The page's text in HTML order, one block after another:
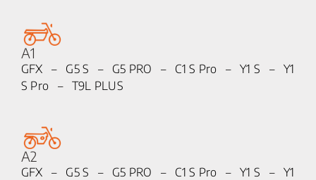
A1
GFX – G5 S – G5 PRO – C1 S Pro – Y1 S – Y1
S Pro – T9L PLUS
A2
GFX – G5 S – G5 PRO – C1 S Pro – Y1 S – Y1